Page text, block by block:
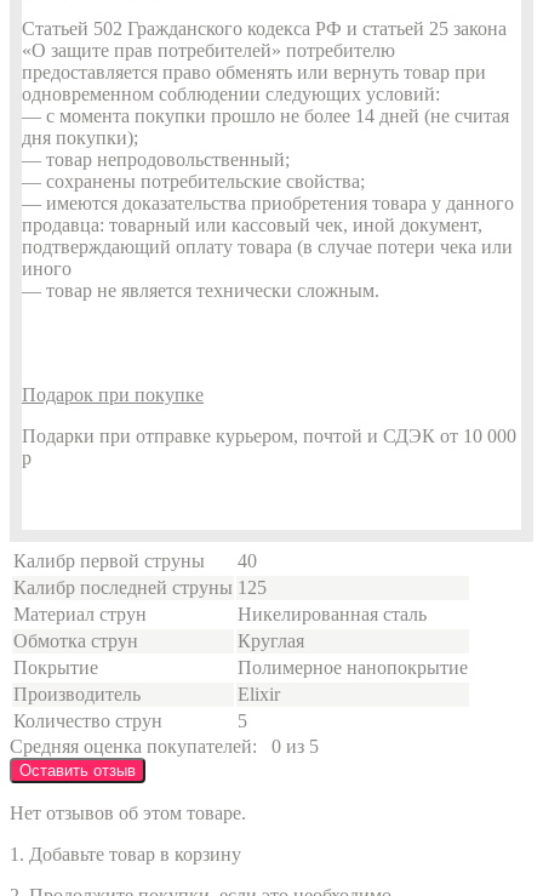
Статьей 502 Гражданского кодекса РФ и статьей 25 закона
«О защите прав потребителей» потребителю
предоставляется право обменять или вернуть товар при
одновременном соблюдении следующих условий:
— с момента покупки прошло не более 14 дней (не считая
дня покупки);
— товар непродовольственный;
— сохранены потребительские свойства;
— имеются доказательства приобретения товара у данного
продавца: товарный или кассовый чек, иной документ,
подтверждающий оплату товара (в случае потери чека или
иного
— товар не является технически сложным.
Подарок при покупке
Подарки при отправке курьером, почтой и СДЭК от 10 000
р
Калибр первой струны
40
Калибр последней струны 125
Материал струн
Никелированная сталь
Обмотка струн
Круглая
Покрытие
Полимерное нанопокрытие
Производитель
Elixir
Количество струн
5
Средняя оценка покупателей:
0 из 5
Оставить отзыв
Нет отзывов об этом товаре.
1. Добавьте товар в корзину